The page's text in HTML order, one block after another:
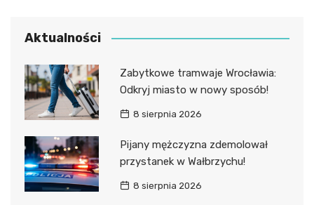
Aktualności
Zabytkowe tramwaje Wrocławia:
Odkryj miasto w nowy sposób!
8 sierpnia 2026
Pijany mężczyzna zdemolował
przystanek w Wałbrzychu!
8 sierpnia 2026